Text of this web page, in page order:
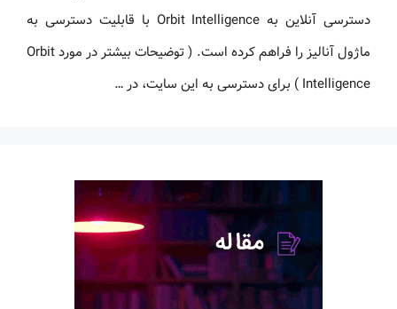
دسترسی آنلاین به Orbit Intelligence با قابلیت دسترسی به
ماژول آنالیز را فراهم کرده است. ( توضیحات بیشتر در مورد Orbit
Intelligence ) برای دسترسی به این سایت، در …